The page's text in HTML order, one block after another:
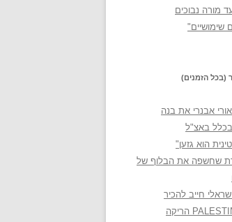
מורה נבוכים
שימושיים"
(בכל הזמנים)
אבנרי את בנה
באצ"ל
הוא גזען"
שחשפה את הבלוף של
חייב להכיר